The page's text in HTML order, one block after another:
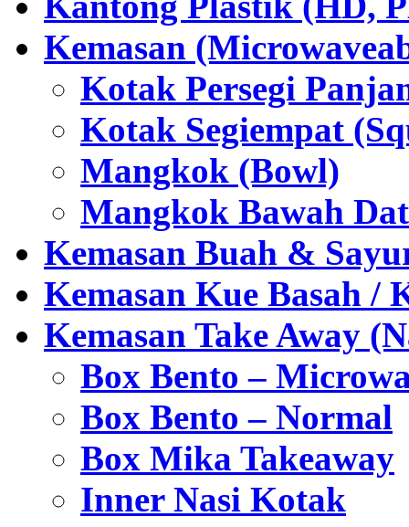
Kemasan
Kotak Persegi
Kotak Segiempat
Mangkok (Bowl)
Mangkok Bawah
Kemasan Buah &
Kemasan Kue Basah /
Kemasan Take Away
Box Bento –
Box Bento – Normal
Box Mika Takeaway
Inner Nasi Kotak